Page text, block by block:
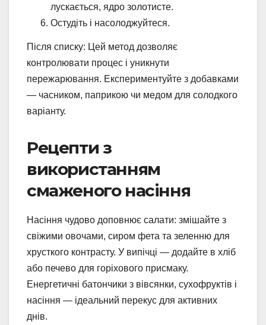
лускається, ядро золотисте.
Остудіть і насолоджуйтеся.
Після списку: Цей метод дозволяє
контролювати процес і уникнути
пережарювання. Експериментуйте з добавками
— часником, паприкою чи медом для солодкого
варіанту.
Рецепти з
використанням
смаженого насіння
Насіння чудово доповнює салати: змішайте з
свіжими овочами, сиром фета та зеленню для
хрусткого контрасту. У випічці — додайте в хліб
або печево для горіхового присмаку.
Енергетичні батончики з вівсянки, сухофруктів і
насіння — ідеальний перекус для активних
днів.